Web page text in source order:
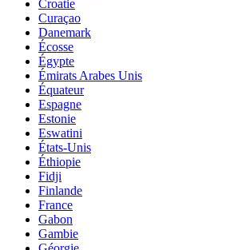
Croatie
Curaçao
Danemark
Écosse
Égypte
Émirats Arabes Unis
Équateur
Espagne
Estonie
Eswatini
États-Unis
Éthiopie
Fidji
Finlande
France
Gabon
Gambie